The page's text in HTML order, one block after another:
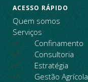
ACESSO RÁPIDO
Quem somos
Serviços
Confinamento
Consultoria
Estratégia
Gestão Agrícola